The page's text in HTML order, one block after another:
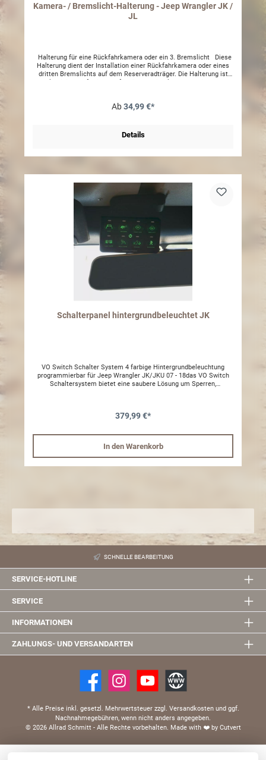
Kamera- / Bremslicht-Halterung - Jeep Wrangler JK /
JL
Halterung für eine Rückfahrkamera oder ein 3. Bremslicht Diese
Halterung dient der Installation einer Rückfahrkamera oder eines
dritten Bremslichts auf dem Reserveradträger. Die Halterung ist
wird einfach zwischen Reserverad und Ersatzradträger mittels der
genug Freiraum um einen guten Blickwinkel für die
sowie Radschrauben NICHT im Lieferumfang enthalten!
Ab34,99 €*
Details
Schalterpanel hintergrundbeleuchtet JK
VO Switch Schalter System 4 farbige Hintergrundbeleuchtung
programmierbar für Jeep Wrangler JK/JKU 07 - 18das VO Switch
Schaltersystem bietet eine saubere Lösung um Sperren,
wird somit nur noch ein Kabel in den Innenraum gelegt.Deine
Einfache Fehlerdiagnose- Kein Bohren oder Schneiden notwendig
zur Montage- Steuerung von bis zu 8 Verbrauchern (12V)- Farbe der
Schalter programmierbar- Umfrangreicher Stickerbogen inklusive- 2
verschiedene Montagehalter für Bedienelement
379,99 €*
In den Warenkorb
SCHNELLE BEARBEITUNG
SERVICE-HOTLINE
SERVICE
INFORMATIONEN
ZAHLUNGS- UND VERSANDARTEN
* Alle Preise inkl. gesetzl. Mehrwertsteuer zzgl. Versandkosten und ggf.
Nachnahmegebühren, wenn nicht anders angegeben.
© 2026 Allrad Schmitt - Alle Rechte vorbehalten. Made with ❤️by Cutvert